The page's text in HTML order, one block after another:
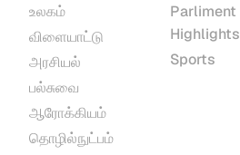
உலகம்
விளையாட்டு
அரசியல்
பல்சுவை
ஆரோக்கியம்
தொழில்நுட்பம்
Parliment
Highlights
Sports